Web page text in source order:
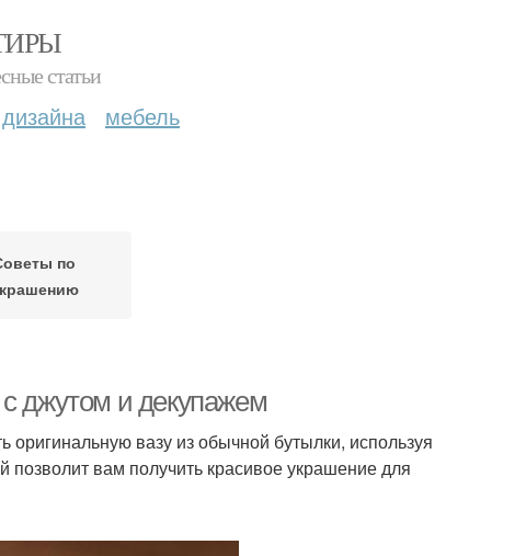
статьи
мебель
по
с джутом и декупажем
вазу из обычной бутылки, используя
вам получить красивое украшение для